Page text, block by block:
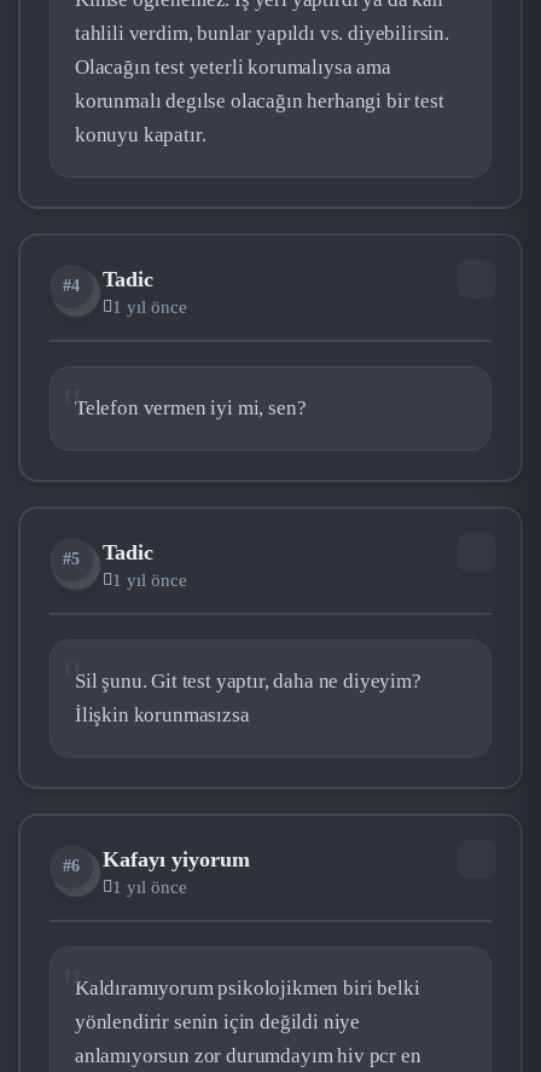
tahlili verdim, bunlar yapıldı vs. diyebilirsin.
Olacağın test yeterli korumalıysa ama
korunmalı degılse olacağın herhangi bir test
konuyu kapatır.
#4
TA
Tadic
1 yıl önce
Telefon vermen iyi mi, sen?
#5
TA
Tadic
1 yıl önce
Sil şunu. Git test yaptır, daha ne diyeyim?
İlişkin korunmasızsa
#6
KA
Kafayı yiyorum
1 yıl önce
Kaldıramıyorum psikolojikmen biri belki
yönlendirir senin için değildi niye
anlamıyorsun zor durumdayım hiv pcr en